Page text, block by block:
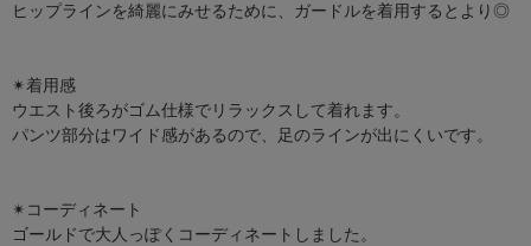
ヒップラインを綺麗にみせるために、ガードルを着用するとより◎
✴︎着用感
ウエスト後ろがゴム仕様でリラックスして着れます。
パンツ部分はワイド感があるので、足のラインが出にくいです。
✴︎コーディネート
ゴールドで大人っぽくコーディネートしました。